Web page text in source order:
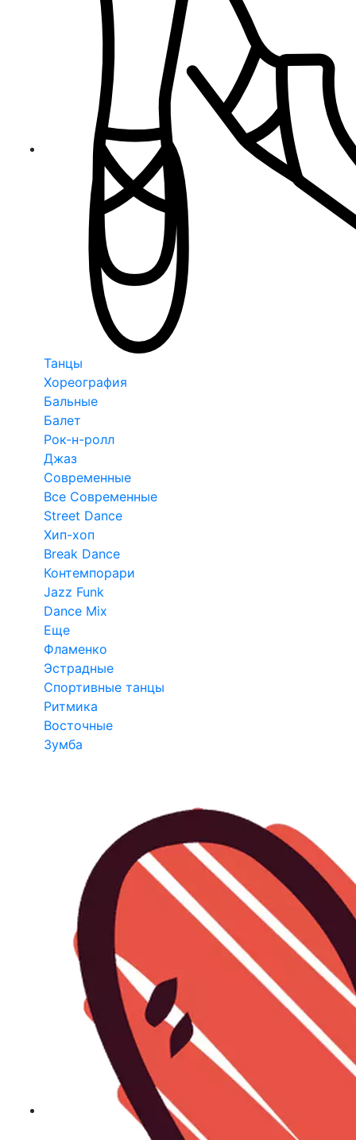
Танцы
Хореография
Бальные
Балет
Рок-н-ролл
Джаз
Современные
Все Современные
Street Dance
Хип-хоп
Break Dance
Контемпорари
Jazz Funk
Dance Mix
Еще
Фламенко
Эстрадные
Спортивные танцы
Ритмика
Восточные
Зумба